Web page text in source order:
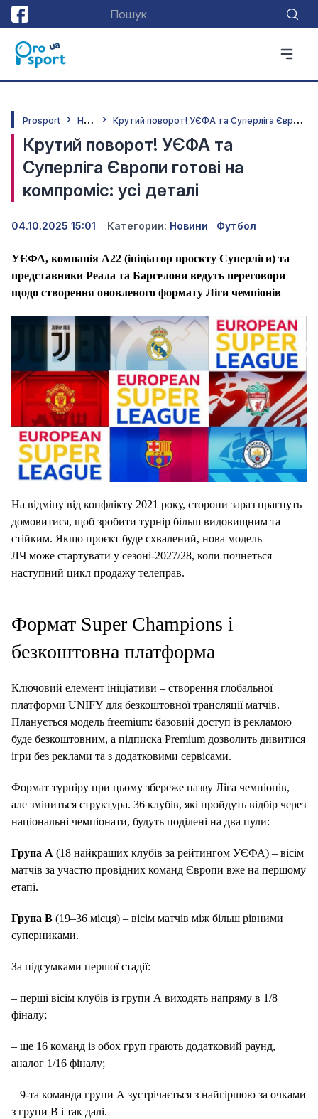
Prosport Н
овини К
рутий поворот! УЄФА та Суперліга Європи готові на компроміс: усі деталі
Крутий поворот! УЄФА та
Суперліга Європи готові на
компроміс: усі деталі
04.10.2025 15:01 Категории: Новини Футбол
УЄФА, компанія A22 (ініціатор проєкту Суперліги) та
представники Реала та Барселони ведуть переговори
щодо створення оновленого формату Ліги чемпіонів
На відміну від конфлікту 2021 року, сторони зараз прагнуть
домовитися, щоб зробити турнір більш видовищним та
стійким. Якщо проєкт буде схвалений, нова модель
ЛЧ може стартувати у сезоні-2027/28, коли почнеться
наступний цикл продажу телеправ.
Формат Super Champions і
безкоштовна платформа
Ключовий елемент ініціативи – створення глобальної
платформи UNIFY для безкоштовної трансляції матчів.
Планується модель freemium: базовий доступ із рекламою
буде безкоштовним, а підписка Premium дозволить дивитися
ігри без реклами та з додатковими сервісами.
Формат турніру при цьому збереже назву Ліга чемпіонів,
але зміниться структура. 36 клубів, які пройдуть відбір через
національні чемпіонати, будуть поділені на два пули:
Група А (18 найкращих клубів за рейтингом УЄФА) – вісім
матчів за участю провідних команд Європи вже на першому
етапі.
Група B (19–36 місця) – вісім матчів між більш рівними
суперниками.
За підсумками першої стадії:
– перші вісім клубів із групи А виходять напряму в 1/8
фіналу;
– ще 16 команд із обох груп грають додатковий раунд,
аналог 1/16 фіналу;
– 9-та команда групи А зустрічається з найгіршою за очками
з групи B і так далі.